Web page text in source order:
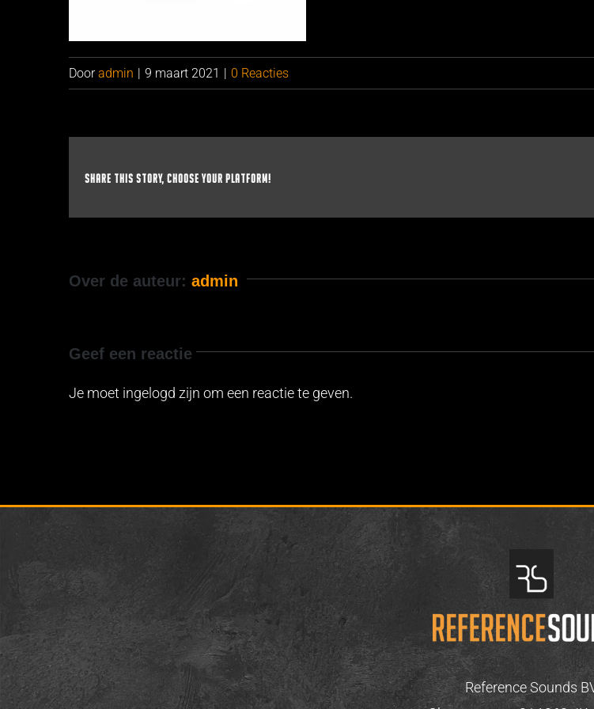
Dooradmin 9 maart 2021 0 Reacties
Share This Story, Choose Your Platform!
Over de auteur: admin
Geef een reactie
Je moet ingelogd zijn om een reactie te geven.
Reference Sounds